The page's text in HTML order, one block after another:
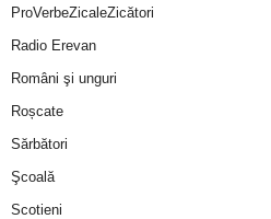
ProVerbeZicaleZicători
Radio Erevan
Români şi unguri
Roșcate
Sărbători
Şcoală
Scotieni